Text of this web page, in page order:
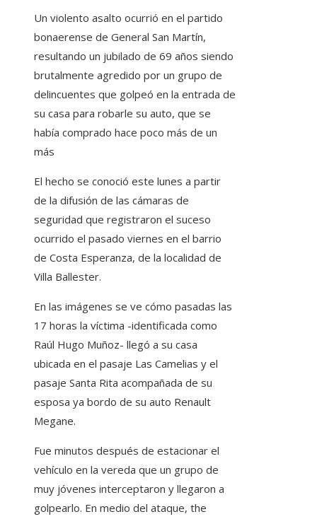
Un violento asalto ocurrió en el partido
bonaerense de General San Martín,
resultando un jubilado de 69 años siendo
brutalmente agredido por un grupo de
delincuentes que golpeó en la entrada de
su casa para robarle su auto, que se
había comprado hace poco más de un
más
El hecho se conoció este lunes a partir
de la difusión de las cámaras de
seguridad que registraron el suceso
ocurrido el pasado viernes en el barrio
de Costa Esperanza, de la localidad de
Villa Ballester.
En las imágenes se ve cómo pasadas las
17 horas la víctima -identificada como
Raúl Hugo Muñoz- llegó a su casa
ubicada en el pasaje Las Camelias y el
pasaje Santa Rita acompañada de su
esposa ya bordo de su auto Renault
Megane.
Fue minutos después de estacionar el
vehículo en la vereda que un grupo de
muy jóvenes interceptaron y llegaron a
golpearlo. En medio del ataque, the